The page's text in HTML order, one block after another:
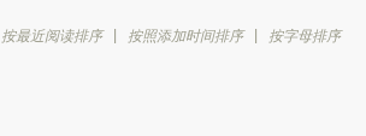
最近阅读排序 | 按照添加时间排序 | 按字母排序